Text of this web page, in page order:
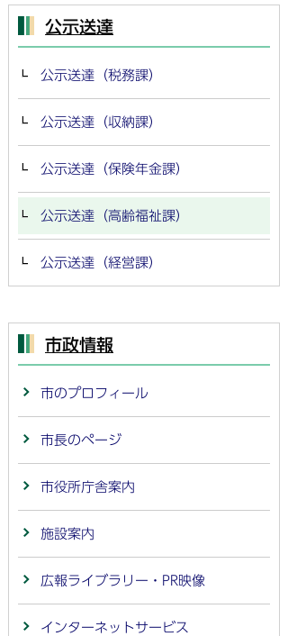
公示送達
公示送達（税務課）
公示送達（収納課）
公示送達（保険年金課）
公示送達（高齢福祉課）
公示送達（経営課）
市政情報
市のプロフィール
市長のページ
市役所庁舎案内
施設案内
広報ライブラリー・PR映像
インターネットサービス